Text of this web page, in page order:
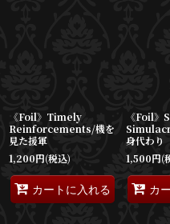
《Foil》Timely
Reinforcements/機を
見た援軍
1,200円(税込)
カートに入れる
《Foil》
身代わり
1,500円(
カ